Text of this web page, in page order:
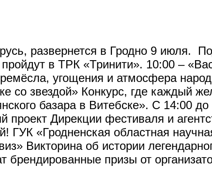
развернется в Гродно 9 июля.
в ТРК «Тринити». 10:00 –
угощения и атмосфера
со звездой» Конкурс, где каждый
базара в Витебске». С 14:00
проект Дирекции фестиваля и
ГУК «Гродненская областная
Викторина об истории
брендированные призы от